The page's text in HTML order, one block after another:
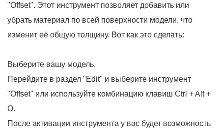
"Offset". Этот инструмент позволяет добавить или
убрать материал по всей поверхности модели, что
изменит её общую толщину. Вот как это сделать:
Выберите вашу модель.
Перейдите в раздел "Edit" и выберите инструмент
"Offset" или используйте комбинацию клавиш Ctrl + Alt +
O.
После активации инструмента у вас будет возможность